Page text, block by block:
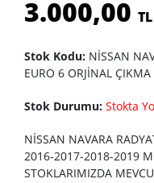
3.000,00 TL
Stok Kodu: NİSSAN
EURO 6 ORJİNAL ÇIKMA
Stok Durumu: Stokta
NİSSAN NAVARA
2016-2017-2018-2019
STOKLARIMIZDA